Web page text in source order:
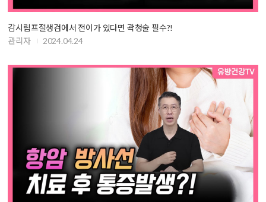
감시림프절생검에서 전이가 있다면 곽청술 필수?!
관리자
2024.04.24